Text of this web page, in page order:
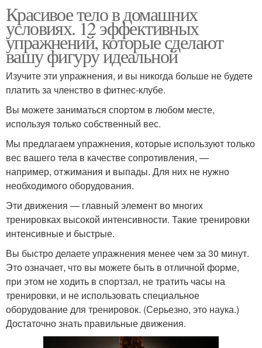
Красивое тело в домашних
условиях. 12 эффективных
упражнений, которые сделают
вашу фигуру идеальной
Изучите эти упражнения, и вы никогда больше не будете
платить за членство в фитнес-клубе.
Вы можете заниматься спортом в любом месте,
используя только собственный вес.
Мы предлагаем упражнения, которые используют только
вес вашего тела в качестве сопротивления, —
например, отжимания и выпады. Для них не нужно
необходимого оборудования.
Эти движения — главный элемент во многих
тренировках высокой интенсивности. Такие тренировки
интенсивные и быстрые.
Вы быстро делаете упражнения менее чем за 30 минут.
Это означает, что вы можете быть в отличной форме,
при этом не ходить в спортзал, не тратить часы на
тренировки, и не использовать специальное
оборудование для тренировок. (Серьезно, это наука.)
Достаточно знать правильные движения.